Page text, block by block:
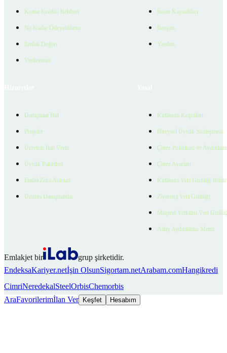
Konut Kredisi Rehberi
Ne Kadar Ödeyebilirim
Emlak Değeri
Verilerimiz
İnsan Kaynakları
İletişim
Yardım
Danışman Bul
Projeler
Ücretsiz İlan Verin
Üyelik Paketleri
EmlakZeka Asistan
Uzman Danışmanlar
Kullanım Koşulları
Bireysel Üyelik Sözleşmesi
Çerez Politikası ve
Çerez Ayarları
Kullanıcı Veri Gizliliği
Ziyaretçi Veri Gizliliği
Müşteri Yetkilisi Veri
Aday Aydınlatma Metni
Emlakjet bir
grup şirketidir.
EndeksaKariyer.netİşin OlsunSigortam.netArabam.comHangikredi
CimriNeredekalSteelOrbisChemorbis
AraFavorilerimİlan Ver Keşfet Hesabım